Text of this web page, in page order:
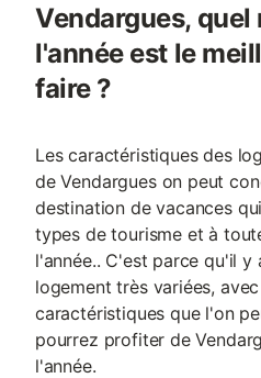
Vendargues, quel
l'année est le
faire ?
Les caractéristiques des
de Vendargues on peut
destination de vacances
types de tourisme et à
l'année.. C'est parce qu'il y
logement très variées,
caractéristiques que l'on
pourrez profiter de
l'année.